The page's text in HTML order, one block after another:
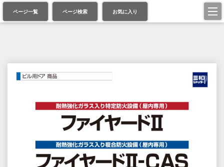
ページ一覧 ページ検索 お気に入り